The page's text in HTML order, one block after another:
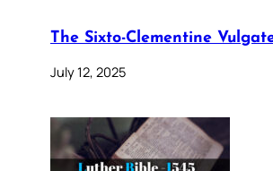
The Sixto-Clementine
July 12, 2025